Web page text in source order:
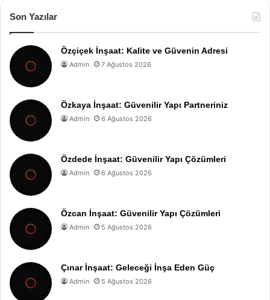
Son Yazılar
Özçiçek İnşaat: Kalite ve Güvenin Adresi
Admin 7 Ağustos 2026
Özkaya İnşaat: Güvenilir Yapı Partneriniz
Admin 6 Ağustos 2026
Özdede İnşaat: Güvenilir Yapı Çözümleri
Admin 6 Ağustos 2026
Özcan İnşaat: Güvenilir Yapı Çözümleri
Admin 5 Ağustos 2026
Çınar İnşaat: Geleceği İnşa Eden Güç
Admin 5 Ağustos 2026